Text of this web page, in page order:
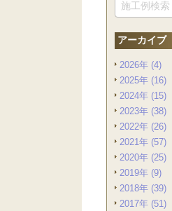
アーカイブ
2026年 (4)
2025年 (16)
2024年 (15)
2023年 (38)
2022年 (26)
2021年 (57)
2020年 (25)
2019年 (9)
2018年 (39)
2017年 (51)